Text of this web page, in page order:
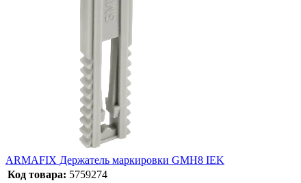
ARMAFIX Держатель маркировки GMH8 IEK
Код товара: 5759274